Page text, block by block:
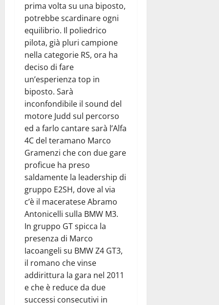
prima volta su una biposto,
potrebbe scardinare ogni
equilibrio. Il poliedrico
pilota, già pluri campione
nella categorie RS, ora ha
deciso di fare
un’esperienza top in
biposto. Sarà
inconfondibile il sound del
motore Judd sul percorso
ed a farlo cantare sarà l’Alfa
4C del teramano Marco
Gramenzi che con due gare
proficue ha preso
saldamente la leadership di
gruppo E2SH, dove al via
c’è il maceratese Abramo
Antonicelli sulla BMW M3.
In gruppo GT spicca la
presenza di Marco
Iacoangeli su BMW Z4 GT3,
il romano che vinse
addirittura la gara nel 2011
e che è reduce da due
successi consecutivi in